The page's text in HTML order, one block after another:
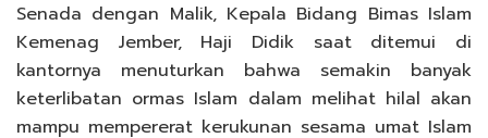
Senada dengan Malik, Kepala Bidang Bimas Islam
Kemenag Jember, Haji Didik saat ditemui di
kantornya menuturkan bahwa semakin banyak
keterlibatan ormas Islam dalam melihat hilal akan
mampu mempererat kerukunan sesama umat Islam